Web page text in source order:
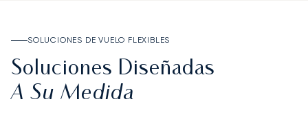
SOLUCIONES DE VUELO FLEXIBLES
Soluciones Diseñadas
A Su Medida